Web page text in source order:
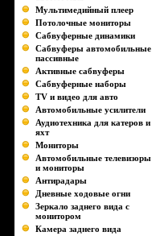
Мультимедийный плеер
Потолочные мониторы
Сабвуферные динамики
Сабвуферы автомобильные
пассивные
Активные сабвуферы
Сабвуферные наборы
TV и видео для авто
Автомобильные усилители
Аудиотехника для катеров и
яхт
Мониторы
Автомобильные телевизоры
и мониторы
Антирадары
Дневные ходовые огни
Зеркало заднего вида с
монитором
Камера заднего вида